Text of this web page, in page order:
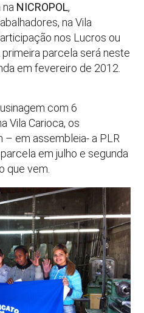
NICROPOL,
na Vila
nos Lucros ou
parcela será neste
em fevereiro de 2012.
com 6
Vila Carioca, os
– em assembleia- a PLR
em julho e segunda
que vem.